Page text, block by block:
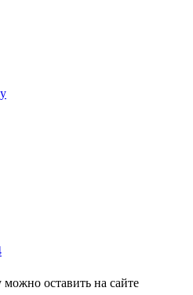
можно оставить на сайте